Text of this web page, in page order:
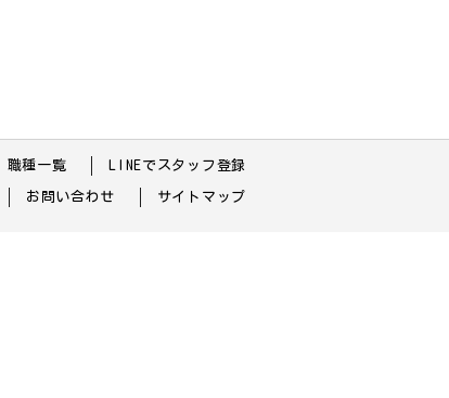
職種一覧 LINEでスタッフ登録
お問い合わせ サイトマップ